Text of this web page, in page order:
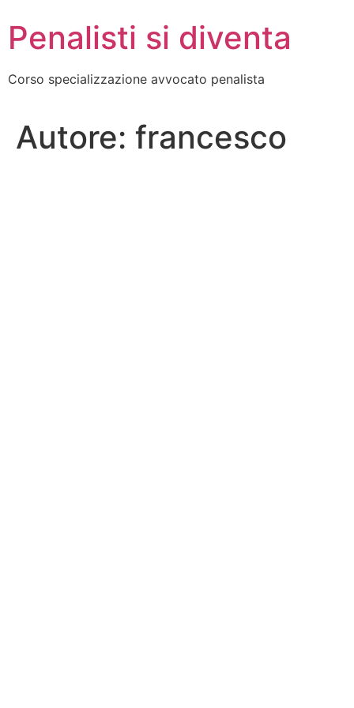
Penalisti si diventa
Corso specializzazione avvocato penalista
Autore: francesco